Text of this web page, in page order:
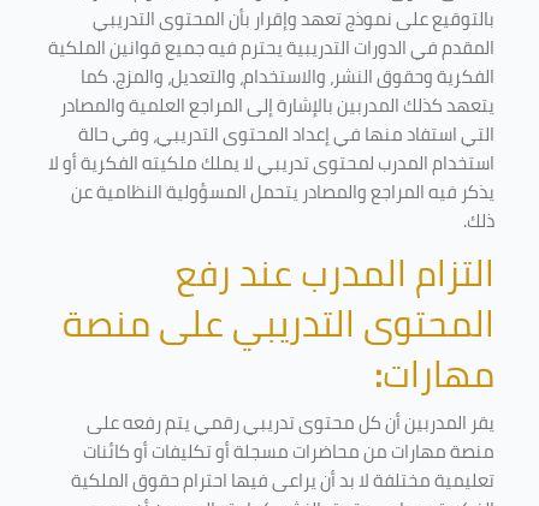
بالتوقيع على نموذج تعهد وإقرار بأن المحتوى التدريبي
المقدم في الدورات التدريبية يحترم فيه جميع قوانين الملكية
الفكرية وحقوق النشر، والاستخدام، والتعديل، والمزج. كما
يتعهد كذلك المدربين بالإشارة إلى المراجع العلمية والمصادر
التي استفاد منها في إعداد المحتوى التدريبي، وفي حالة
استخدام المدرب لمحتوى تدريبي لا يملك ملكيته الفكرية أو لا
يذكر فيه المراجع والمصادر يتحمل المسؤولية النظامية عن
ذلك.
التزام المدرب عند رفع
المحتوى التدريبي على منصة
مهارات:
يقر المدربين أن كل محتوى تدريبي رقمي يتم رفعه على
منصة مهارات من محاضرات مسجلة أو تكليفات أو كائنات
تعليمية مختلفة لا بد أن يراعى فيها احترام حقوق الملكية